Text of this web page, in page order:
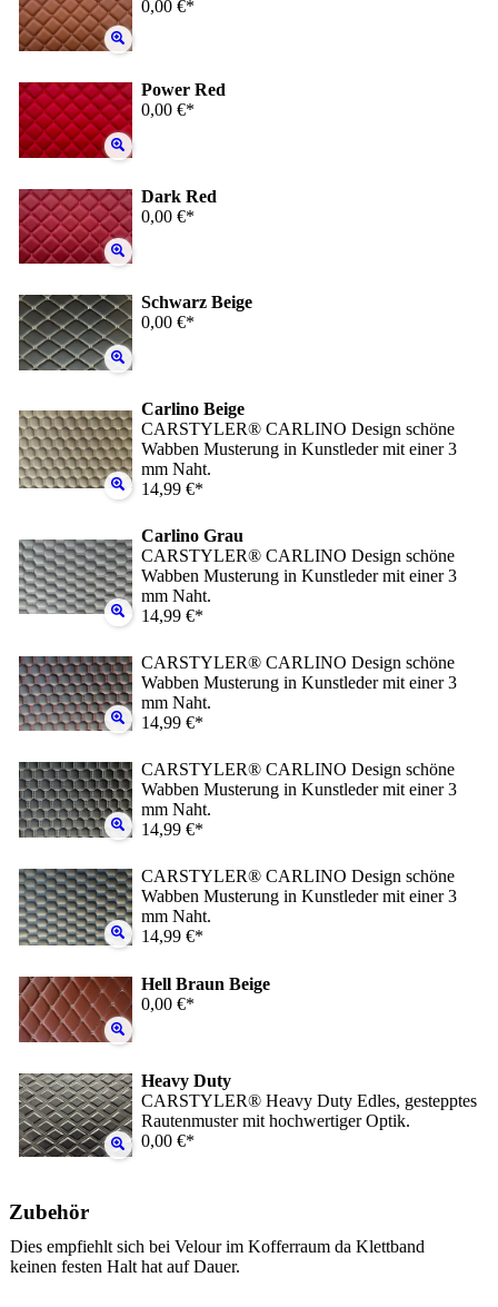
0,00 €*
Power Red
0,00 €*
Dark Red
0,00 €*
Schwarz Beige
0,00 €*
Carlino Beige
CARSTYLER® CARLINO Design schöne
Wabben Musterung in Kunstleder mit einer 3
mm Naht.
14,99 €*
Carlino Grau
CARSTYLER® CARLINO Design schöne
Wabben Musterung in Kunstleder mit einer 3
mm Naht.
14,99 €*
CARSTYLER® CARLINO Design schöne
Wabben Musterung in Kunstleder mit einer 3
mm Naht.
14,99 €*
CARSTYLER® CARLINO Design schöne
Wabben Musterung in Kunstleder mit einer 3
mm Naht.
14,99 €*
CARSTYLER® CARLINO Design schöne
Wabben Musterung in Kunstleder mit einer 3
mm Naht.
14,99 €*
Hell Braun Beige
0,00 €*
Heavy Duty
CARSTYLER® Heavy Duty Edles, gestepptes
Rautenmuster mit hochwertiger Optik.
0,00 €*
Zubehör
Dies empfiehlt sich bei Velour im Kofferraum da Klettband
keinen festen Halt hat auf Dauer.